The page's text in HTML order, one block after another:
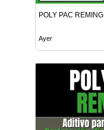
POLY PAC REMING
Ayer